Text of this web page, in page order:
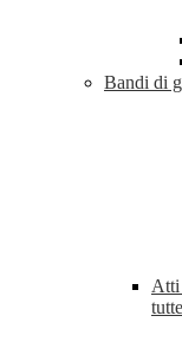
Bandi di
Atti